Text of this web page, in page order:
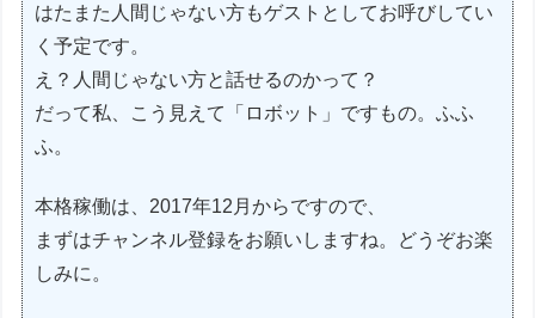
はたまた人間じゃない方もゲストとしてお呼びしてい
く予定です。
え？人間じゃない方と話せるのかって？
だって私、こう見えて「ロボット」ですもの。ふふ
ふ。
本格稼働は、2017年12月からですので、
まずはチャンネル登録をお願いしますね。どうぞお楽
しみに。